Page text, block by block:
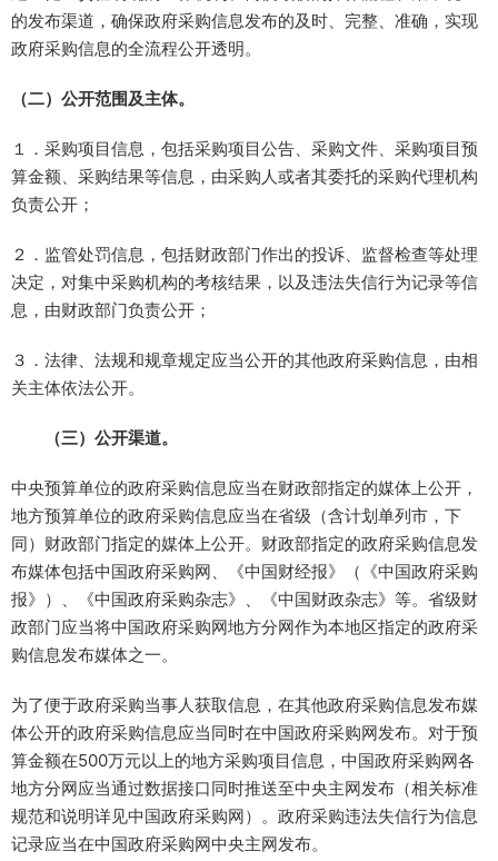
的发布渠道，确保政府采购信息发布的及时、完整、准确，实现
政府采购信息的全流程公开透明。
（二）公开范围及主体。
１．采购项目信息，包括采购项目公告、采购文件、采购项目预
算金额、采购结果等信息，由采购人或者其委托的采购代理机构
负责公开；
２．监管处罚信息，包括财政部门作出的投诉、监督检查等处理
决定，对集中采购机构的考核结果，以及违法失信行为记录等信
息，由财政部门负责公开；
３．法律、法规和规章规定应当公开的其他政府采购信息，由相
关主体依法公开。
（三）公开渠道。
中央预算单位的政府采购信息应当在财政部指定的媒体上公开，
地方预算单位的政府采购信息应当在省级（含计划单列市，下
同）财政部门指定的媒体上公开。财政部指定的政府采购信息发
布媒体包括中国政府采购网、《中国财经报》（《中国政府采购
报》）、《中国政府采购杂志》、《中国财政杂志》等。省级财
政部门应当将中国政府采购网地方分网作为本地区指定的政府采
购信息发布媒体之一。
为了便于政府采购当事人获取信息，在其他政府采购信息发布媒
体公开的政府采购信息应当同时在中国政府采购网发布。对于预
算金额在500万元以上的地方采购项目信息，中国政府采购网各
地方分网应当通过数据接口同时推送至中央主网发布（相关标准
规范和说明详见中国政府采购网）。政府采购违法失信行为信息
记录应当在中国政府采购网中央主网发布。